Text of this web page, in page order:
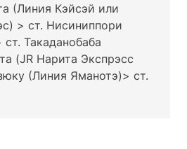
(Линия Кэйсэй или
> ст. Нисиниппори
Такаданобаба
(JR Нарита Экспрэсс
(Линия Яманотэ)> ст.